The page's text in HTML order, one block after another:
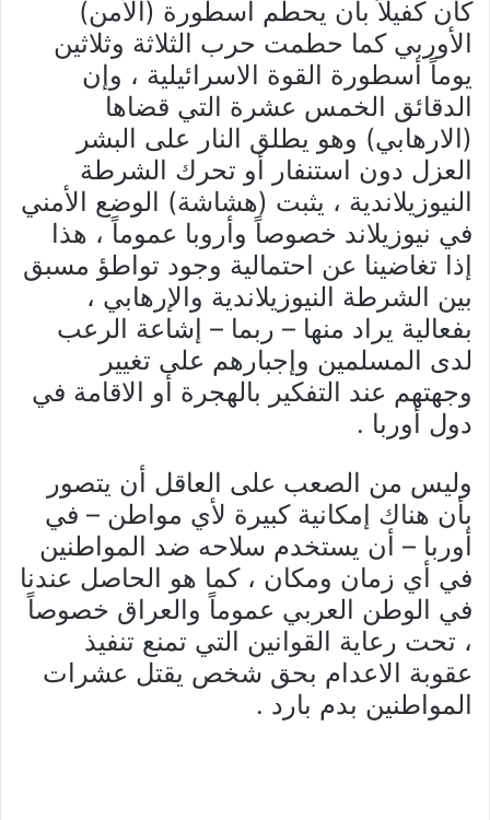
كان كفيلاً بأن يحطم أسطورة (الأمن)
الأوربي كما حطمت حرب الثلاثة وثلاثين
يوماً أسطورة القوة الاسرائيلية ، وإن
الدقائق الخمس عشرة التي قضاها
(الارهابي) وهو يطلق النار على البشر
العزل دون استنفار أو تحرك الشرطة
النيوزيلاندية ، يثبت (هشاشة) الوضع الأمني
في نيوزيلاند خصوصاً وأروبا عموماً ، هذا
إذا تغاضينا عن احتمالية وجود تواطؤ مسبق
بين الشرطة النيوزيلاندية والإرهابي ،
بفعالية يراد منها – ربما – إشاعة الرعب
لدى المسلمين وإجبارهم على تغيير
وجهتهم عند التفكير بالهجرة أو الاقامة في
دول أوربا .
وليس من الصعب على العاقل أن يتصور
بأن هناك إمكانية كبيرة لأي مواطن – في
أوربا – أن يستخدم سلاحه ضد المواطنين
في أي زمان ومكان ، كما هو الحاصل عندنا
في الوطن العربي عموماً والعراق خصوصاً
، تحت رعاية القوانين التي تمنع تنفيذ
عقوبة الاعدام بحق شخص يقتل عشرات
المواطنين بدم بارد .